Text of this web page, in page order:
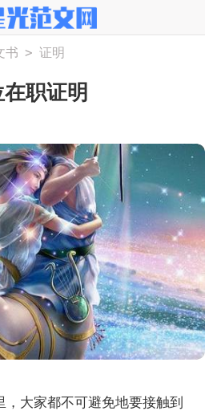
书 > 证明
职证明
，大家都不可避免地要接触到